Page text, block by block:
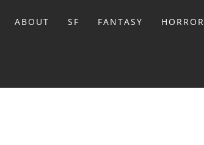
ABOUT SF FANTASY HORROR